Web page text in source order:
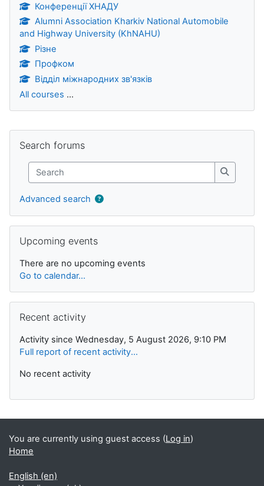
Конференції ХНАДУ
Alumni Association Kharkiv National Automobile
and Highway University (KhNAHU)
Різне
Профком
Відділ міжнародних зв'язків
All courses ...
Blocks
Search forums
Search
Search
Advanced search
Upcoming events
There are no upcoming events
Go to calendar...
Recent activity
Activity since Wednesday, 5 August 2026, 9:10 PM
Full report of recent activity...
No recent activity
You are currently using guest access (Log in)
Home
English ‎(en)‎